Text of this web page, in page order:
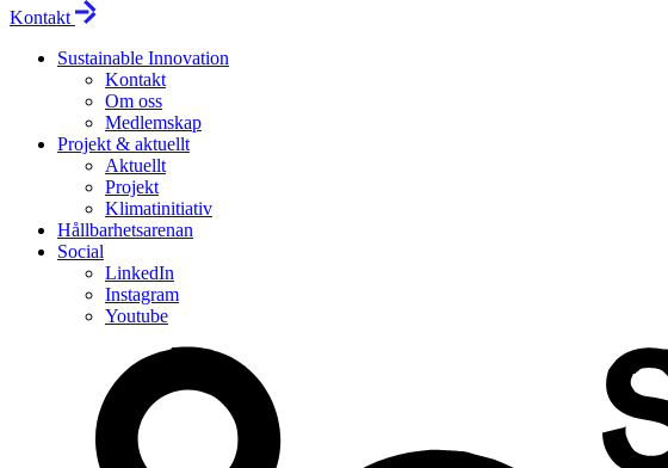
Kontakt
Sustainable Innovation
Kontakt
Om oss
Medlemskap
Projekt & aktuellt
Aktuellt
Projekt
Klimatinitiativ
Hållbarhetsarenan
Social
LinkedIn
Instagram
Youtube